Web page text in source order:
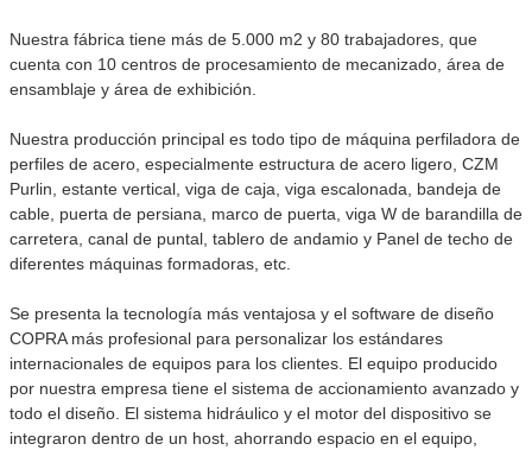
Nuestra fábrica tiene más de 5.000 m2 y 80 trabajadores, que
cuenta con 10 centros de procesamiento de mecanizado, área de
ensamblaje y área de exhibición.
Nuestra producción principal es todo tipo de máquina perfiladora de
perfiles de acero, especialmente estructura de acero ligero, CZM
Purlin, estante vertical, viga de caja, viga escalonada, bandeja de
cable, puerta de persiana, marco de puerta, viga W de barandilla de
carretera, canal de puntal, tablero de andamio y Panel de techo de
diferentes máquinas formadoras, etc.
Se presenta la tecnología más ventajosa y el software de diseño
COPRA más profesional para personalizar los estándares
internacionales de equipos para los clientes. El equipo producido
por nuestra empresa tiene el sistema de accionamiento avanzado y
todo el diseño. El sistema hidráulico y el motor del dispositivo se
integraron dentro de un host, ahorrando espacio en el equipo,